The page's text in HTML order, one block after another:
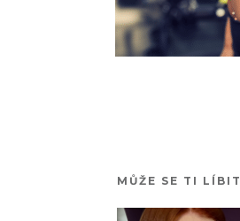
MŮŽE SE TI LÍBIT